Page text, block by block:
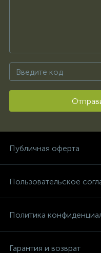
Публичная оферта
Пользовательское
Политика
Гарантия и возврат